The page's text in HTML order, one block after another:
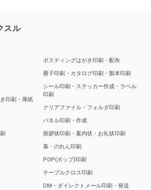
スル
印刷・厚紙
ポスティングはがき印刷・配布
冊子印刷・カタログ印刷・製本印刷
シール印刷・ステッカー作成・ラベル
印刷
クリアファイル・フォルダ印刷
パネル印刷・作成
挨拶状印刷・案内状・お礼状印刷
幕・のれん印刷
POP(ポップ)印刷
テーブルクロス印刷
DM・ダイレクトメール印刷・発送